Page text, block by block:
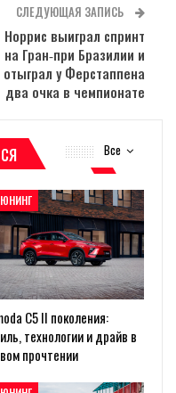
СЛЕДУЮЩАЯ ЗАПИСЬ
Норрис выиграл спринт
на Гран‑при Бразилии и
отыграл у Ферстаппена
два очка в чемпионате
Все
C5 II поколения:
технологии и драйв в
прочтении